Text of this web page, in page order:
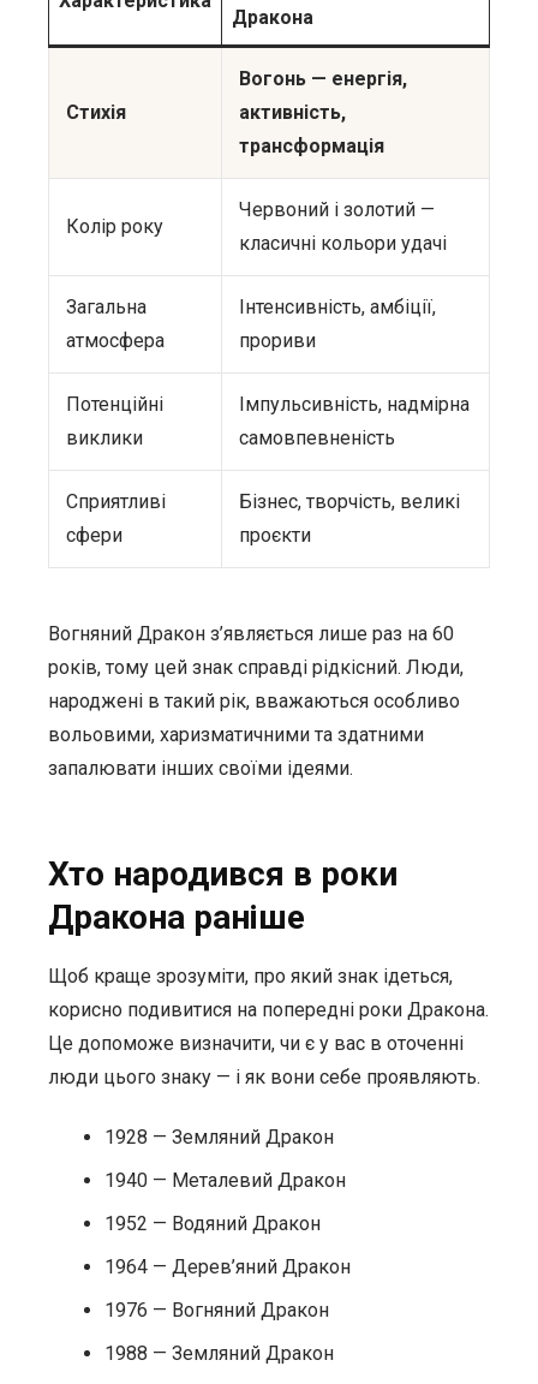
Дракона
Стихія
Вогонь — енергія,
активність,
трансформація
Колір року
Червоний і золотий —
класичні кольори удачі
Загальна
атмосфера
Інтенсивність, амбіції,
прориви
Потенційні
виклики
Імпульсивність, надмірна
самовпевненість
Сприятливі
сфери
Бізнес, творчість, великі
проєкти
Вогняний Дракон з’являється лише раз на 60
років, тому цей знак справді рідкісний. Люди,
народжені в такий рік, вважаються особливо
вольовими, харизматичними та здатними
запалювати інших своїми ідеями.
Хто народився в роки
Дракона раніше
Щоб краще зрозуміти, про який знак ідеться,
корисно подивитися на попередні роки Дракона.
Це допоможе визначити, чи є у вас в оточенні
люди цього знаку — і як вони себе проявляють.
1928 — Земляний Дракон
1940 — Металевий Дракон
1952 — Водяний Дракон
1964 — Дерев’яний Дракон
1976 — Вогняний Дракон
1988 — Земляний Дракон